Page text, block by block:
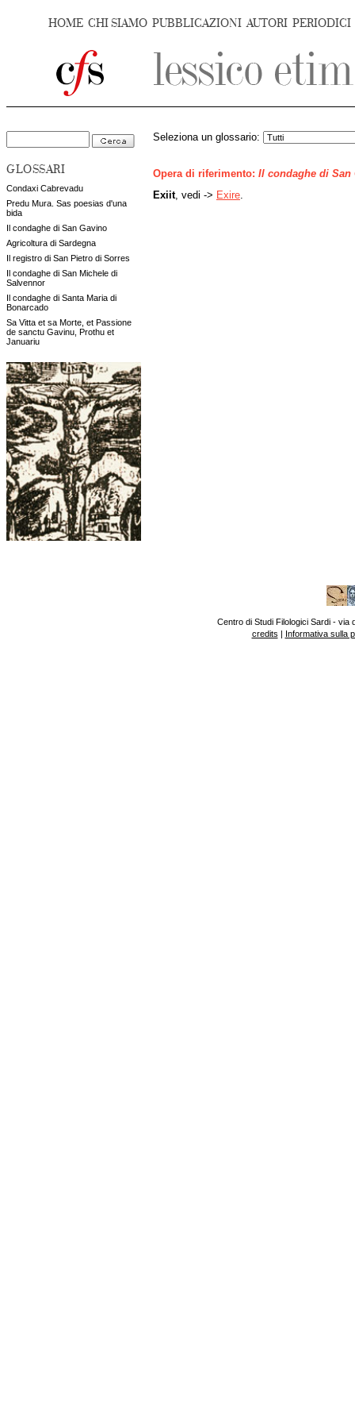
HOME CHI SIAMO PUBBLICAZIONI AUTORI PERIODICI
GLOSSARI
Condaxi Cabrevadu
Predu Mura. Sas poesias d'una
bida
Il condaghe di San Gavino
Agricoltura di Sardegna
Il registro di San Pietro di Sorres
Il condaghe di San Michele di
Salvennor
Il condaghe di Santa Maria di
Bonarcado
Sa Vitta et sa Morte, et Passione
de sanctu Gavinu, Prothu et
Januariu
Seleziona un glossario:
Opera di riferimento: Il condaghe di San
Exiit, vedi -> Exire
Centro di Studi Filologici Sardi - via
credits | Informativa sulla